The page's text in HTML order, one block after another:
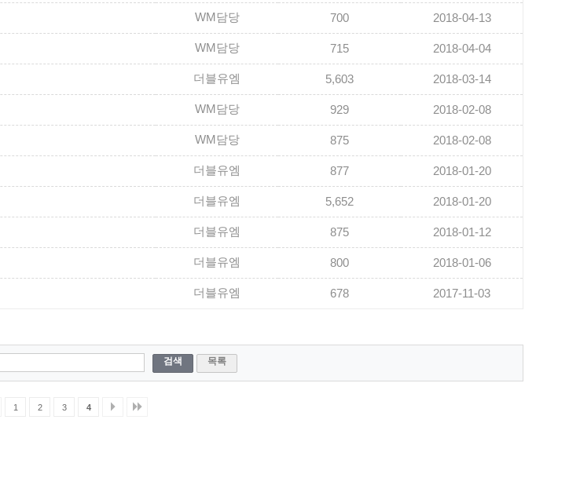
WM담당 700 2018-04-13
WM담당 715 2018-04-04
더블유엠 5,603 2018-03-14
WM담당 929 2018-02-08
WM담당 875 2018-02-08
더블유엠 877 2018-01-20
더블유엠 5,652 2018-01-20
더블유엠 875 2018-01-12
더블유엠 800 2018-01-06
더블유엠 678 2017-11-03
검색 목록
1 2 3 4